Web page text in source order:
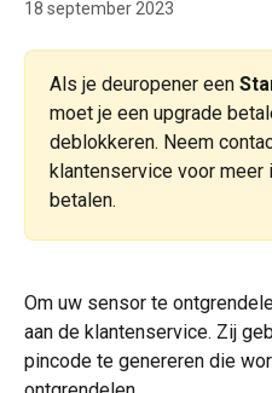
18 september 2023
Als je deuropener een
moet je een upgrade
deblokkeren. Neem
klantenservice voor meer
betalen.
Om uw sensor te
aan de klantenservice. Zij
pincode te genereren die